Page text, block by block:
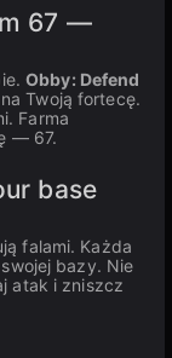
67 —
Obby: Defend
Twoją fortecę.
Farma
— 67.
base
falami. Każda
bazy. Nie
atak i zniszcz